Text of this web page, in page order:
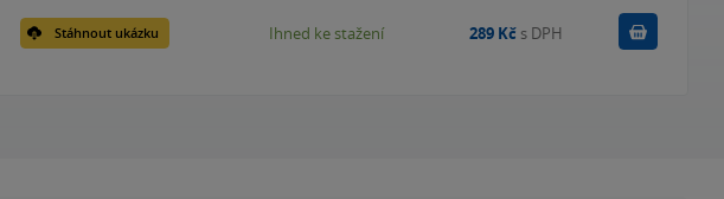
Stáhnout ukázku Ihned ke stažení 289 Kč s DPH Koupit